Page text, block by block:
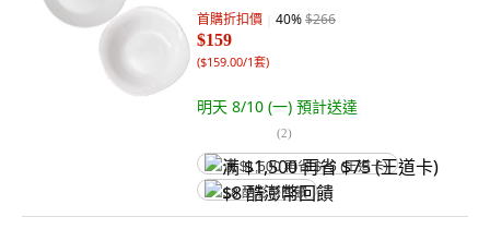
首購折扣價 40%$266
$159
($159.00/1套)
明天 8/10 (一) 預計送達
(2)
满 $1,500 再省 $75 (王道卡)
$8 酷澎幣回饋